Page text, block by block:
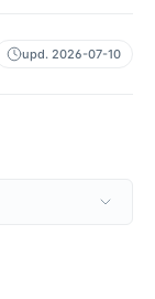
upd. 2026-07-10